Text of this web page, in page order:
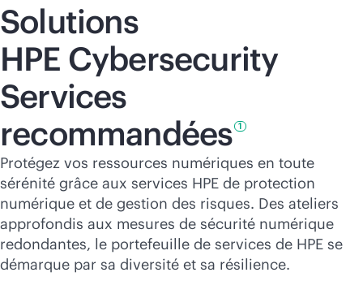
Solutions
HPE Cybersecurity
Services
recommandées 1
Protégez vos ressources numériques en toute
sérénité grâce aux services HPE de protection
numérique et de gestion des risques. Des ateliers
approfondis aux mesures de sécurité numérique
redondantes, le portefeuille de services de HPE se
démarque par sa diversité et sa résilience.